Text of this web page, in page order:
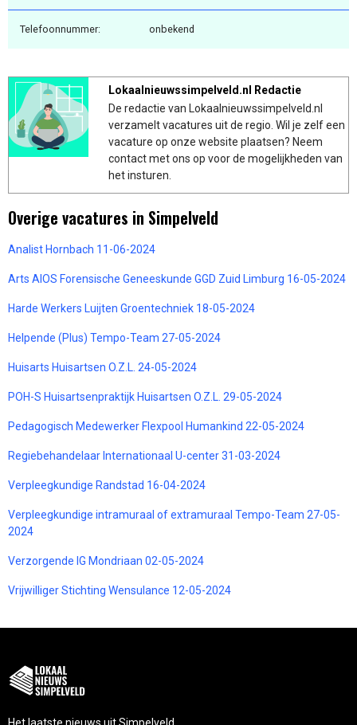
Telefoonnummer: onbekend
Lokaalnieuwssimpelveld.nl Redactie
De redactie van Lokaalnieuwssimpelveld.nl
verzamelt vacatures uit de regio. Wil je zelf een
vacature op onze website plaatsen? Neem
contact met ons op voor de mogelijkheden van
het insturen.
Overige vacatures in Simpelveld
Analist Hornbach 11-06-2024
Arts AIOS Forensische Geneeskunde GGD Zuid Limburg 16-05-2024
Harde Werkers Luijten Groentechniek 18-05-2024
Helpende (Plus) Tempo-Team 27-05-2024
Huisarts Huisartsen O.Z.L. 24-05-2024
POH-S Huisartsenpraktijk Huisartsen O.Z.L. 29-05-2024
Pedagogisch Medewerker Flexpool Humankind 22-05-2024
Regiebehandelaar Internationaal U-center 31-03-2024
Verpleegkundige Randstad 16-04-2024
Verpleegkundige intramuraal of extramuraal Tempo-Team 27-05-
2024
Verzorgende IG Mondriaan 02-05-2024
Vrijwilliger Stichting Wensulance 12-05-2024
Het laatste nieuws uit Simpelveld